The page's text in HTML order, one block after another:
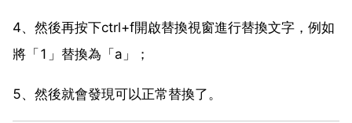
4、然後再按下ctrl+f開啟替換視窗進行替換文字，例如
將「1」替換為「a」；
5、然後就會發現可以正常替換了。